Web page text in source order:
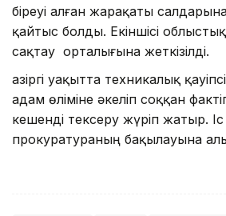
біреуі алған жарақаты
қайтыс болды. Екіншісі
сақтау орталығына жеткізілді.
Қазіргі уақытта техникалық
адам өліміне әкеліп соққан
кешенді тексеру жүріп жатыр.
прокуратураның бақылауына